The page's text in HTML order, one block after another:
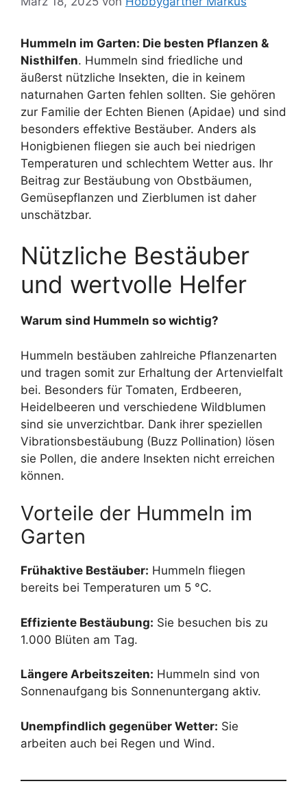
Hummeln im Garten: Die besten Pflanzen &
Nisthilfen. Hummeln sind friedliche und
äußerst nützliche Insekten, die in keinem
naturnahen Garten fehlen sollten. Sie gehören
zur Familie der Echten Bienen (Apidae) und sind
besonders effektive Bestäuber. Anders als
Honigbienen fliegen sie auch bei niedrigen
Temperaturen und schlechtem Wetter aus. Ihr
Beitrag zur Bestäubung von Obstbäumen,
Gemüsepflanzen und Zierblumen ist daher
unschätzbar.
Nützliche Bestäuber
und wertvolle Helfer
Warum sind Hummeln so wichtig?
Hummeln bestäuben zahlreiche Pflanzenarten
und tragen somit zur Erhaltung der Artenvielfalt
bei. Besonders für Tomaten, Erdbeeren,
Heidelbeeren und verschiedene Wildblumen
sind sie unverzichtbar. Dank ihrer speziellen
Vibrationsbestäubung (Buzz Pollination) lösen
sie Pollen, die andere Insekten nicht erreichen
können.
Vorteile der Hummeln im
Garten
Frühaktive Bestäuber: Hummeln fliegen
bereits bei Temperaturen um 5 °C.
Effiziente Bestäubung: Sie besuchen bis zu
1.000 Blüten am Tag.
Längere Arbeitszeiten: Hummeln sind von
Sonnenaufgang bis Sonnenuntergang aktiv.
Unempfindlich gegenüber Wetter: Sie
arbeiten auch bei Regen und Wind.